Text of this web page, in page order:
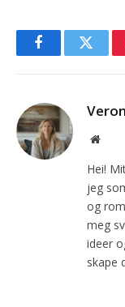
Facebook
Hei!
jeg
og
meg
ideer
skape